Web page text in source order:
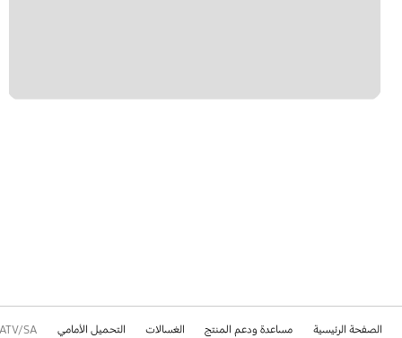
الصفحة الرئيسية مساعدة ودعم المنتج الغسالات التحميل الأمامي SA